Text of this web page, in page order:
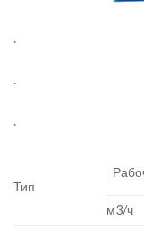
.
.
Тип
м3/ч